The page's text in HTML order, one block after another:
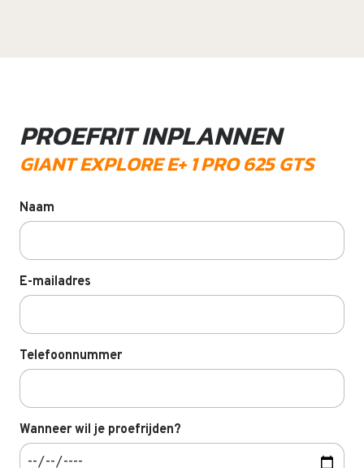
PROEFRIT INPLANNEN
GIANT EXPLORE E+ 1 PRO 625 GTS
Naam
E-mailadres
Telefoonnummer
Wanneer wil je proefrijden?